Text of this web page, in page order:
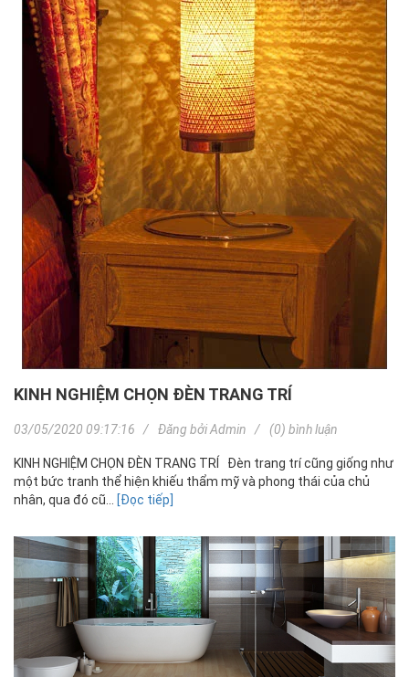
KINH NGHIỆM CHỌN ĐÈN TRANG TRÍ
03/05/2020 09:17:16 Đăng bởiAdmin (0) bình luận
KINH NGHIỆM CHỌN ĐÈN TRANG TRÍ Đèn trang trí cũng giống như
một bức tranh thể hiện khiếu thẩm mỹ và phong thái của chủ
nhân, qua đó cũ...
[Đọc tiếp]